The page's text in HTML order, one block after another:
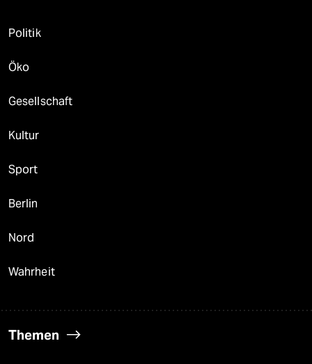
Politik
Öko
Gesellschaft
Kultur
Sport
Berlin
Nord
Wahrheit
Themen